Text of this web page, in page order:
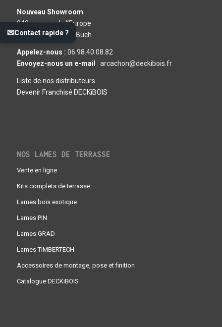
Nouveau Showroom
940, avenue de l’Europe
33260 La Teste de Buch
Appelez-nous : 06.98.40.08.82
Envoyez-nous un e-mail : arcachon@deckibois.fr
Liste de nos distributeurs
Devenir Franchisé DECKiBOIS
NOS LAMES DE TERRASSE
Vente en ligne
Kits complets de terrasse
Lames bois exotique
Lames PIN
Lames GRAD
Lames TIMBERTECH
Accessoires de montage, pose et finition
Catalogue DECKiBOIS
✉Contact rapide ?